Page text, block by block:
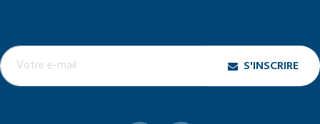
S'INSCRIRE